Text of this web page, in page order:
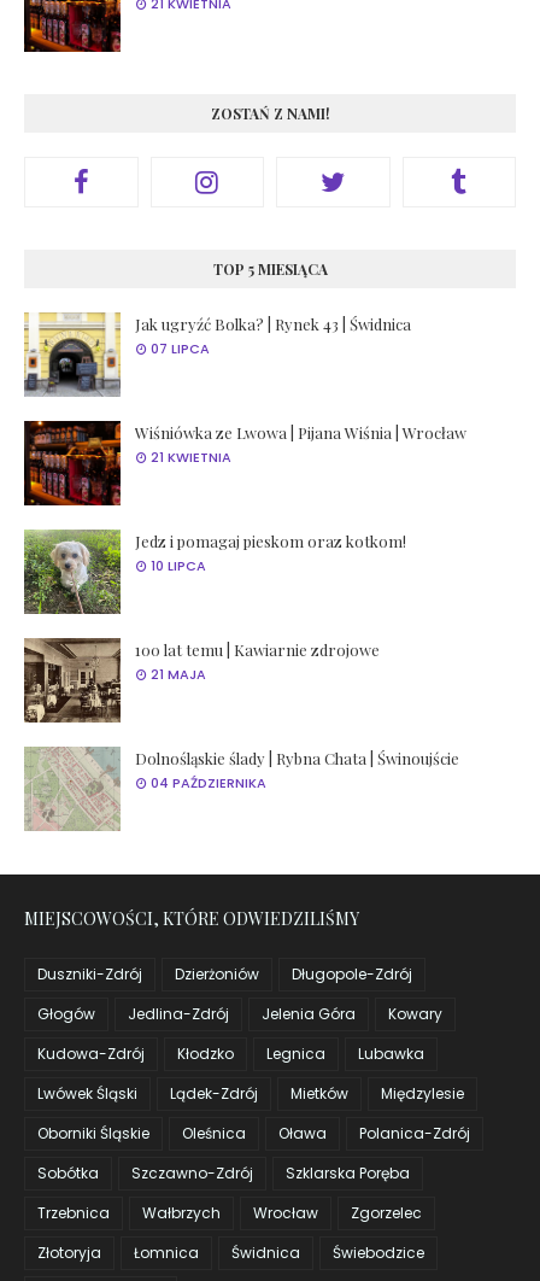
ZOSTAŃ Z NAMI!
TOP 5 MIESIĄCA
Jak ugryźć Bolka? | Rynek 43 | Świdnica
07 LIPCA
Wiśniówka ze Lwowa | Pijana Wiśnia | Wrocław
21 KWIETNIA
Jedz i pomagaj pieskom oraz kotkom!
10 LIPCA
100 lat temu | Kawiarnie zdrojowe
21 MAJA
Dolnośląskie ślady | Rybna Chata | Świnoujście
04 PAŹDZIERNIKA
MIEJSCOWOŚCI, KTÓRE ODWIEDZILIŚMY
Duszniki-Zdrój Dzierżoniów
Długopole-Zdrój
Głogów
Jedlina-Zdrój Jelenia Góra
Kowary
Kudowa-Zdrój
Kłodzko Legnica
Lubawka
Lwówek Śląski
Lądek-Zdrój Mietków
Międzylesie
Oborniki Śląskie
Oleśnica Oława
Polanica-Zdrój
Sobótka
Szczawno-Zdrój
Szklarska Poręba
Trzebnica
Wałbrzych Wrocław
Zgorzelec
Złotoryja
Łomnica Świdnica Świebodzice